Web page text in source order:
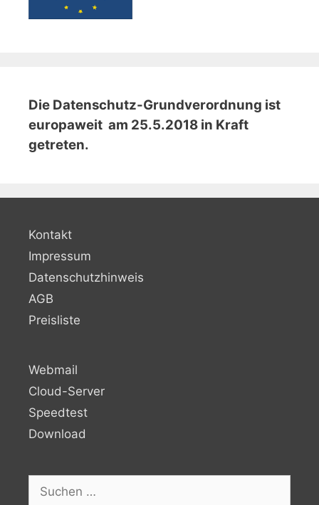
Die Datenschutz-Grundverordnung ist
europaweit am 25.5.2018 in Kraft
getreten.
Kontakt
Impressum
Datenschutzhinweis
AGB
Preisliste
Webmail
Cloud-Server
Speedtest
Download
nach: